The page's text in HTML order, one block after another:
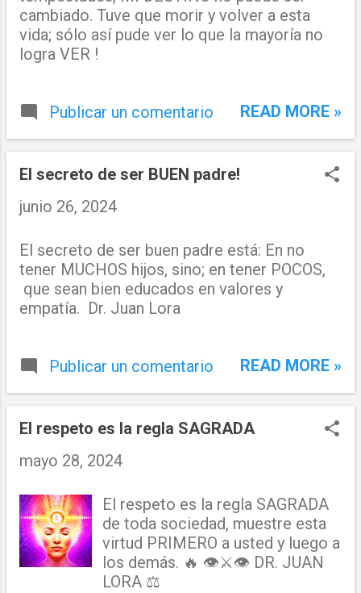
cambiado. Tuve que morir y volver a esta
vida; sólo así pude ver lo que la mayoría no
logra VER !
Publicar un comentario READ MORE »
El secreto de ser BUEN padre!
junio 26, 2024
El secreto de ser buen padre está: En no
tener MUCHOS hijos, sino; en tener POCOS,
que sean bien educados en valores y
empatía. Dr. Juan Lora
Publicar un comentario READ MORE »
El respeto es la regla SAGRADA
mayo 28, 2024
El respeto es la regla SAGRADA
de toda sociedad, muestre esta
virtud PRIMERO a usted y luego a
los demás. 🔥 👁⚔👁 DR. JUAN
LORA ⚖